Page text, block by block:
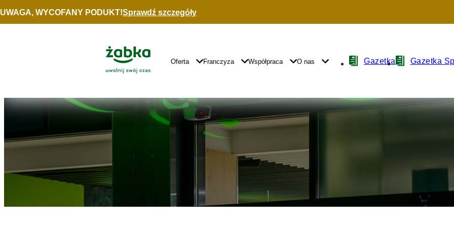
Idź do treści
UWAGA, WYCOFANY PODUKT!Sprawdź szczegóły
Główne
Logo
Główna
Nawigacja
Oferta Franczyza Współpraca O nas
NawigacjaGazetka Gazetka